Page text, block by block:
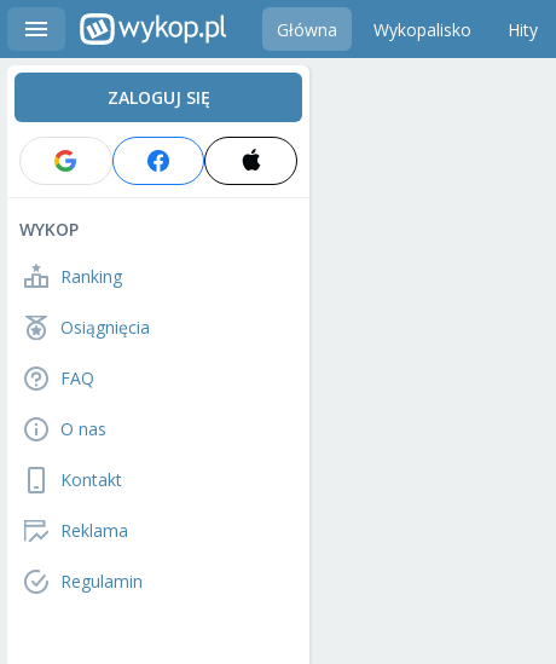
Główna Wykopalisko Hity
ZALOGUJ SIĘ
WYKOP
Ranking
Osiągnięcia
FAQ
O nas
Kontakt
Reklama
Regulamin